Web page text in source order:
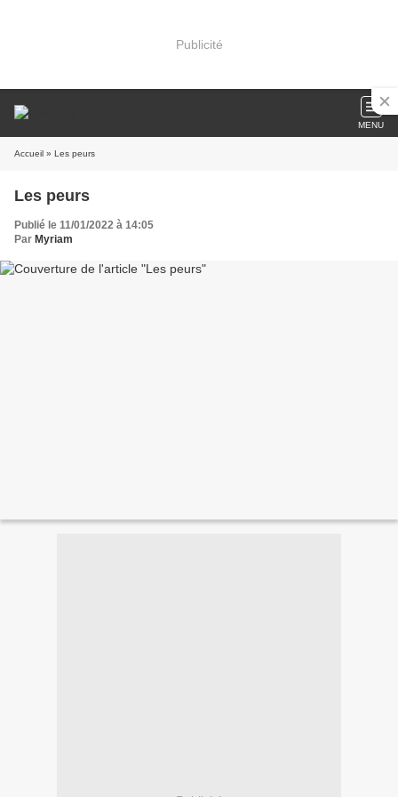
Publicité
MENU
Accueil » Les peurs
Les peurs
Publié le 11/01/2022 à 14:05
Par Myriam